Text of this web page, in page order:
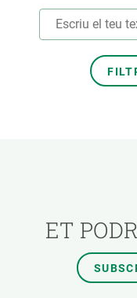
FORMAT
ET